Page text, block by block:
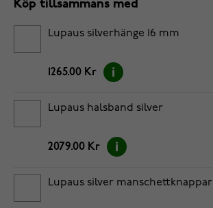
Köp tillsammans med
Lupaus silverhänge 16 mm
1265.00 Kr
Lupaus halsband silver
2079.00 Kr
Lupaus silver manschettknappar